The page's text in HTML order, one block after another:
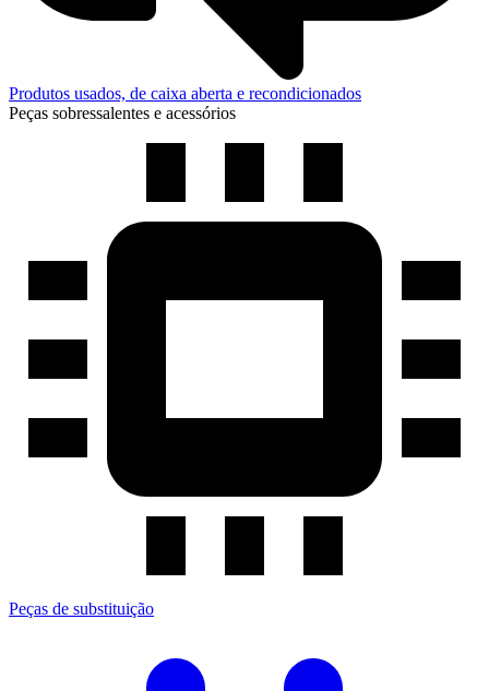
Produtos usados, de caixa aberta e recondicionados
Peças sobressalentes e acessórios
Peças de substituição